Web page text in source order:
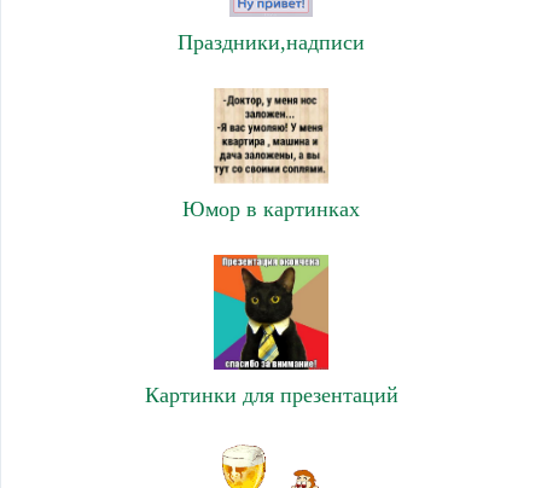
Праздники,надписи
Юмор в картинках
Картинки для презентаций